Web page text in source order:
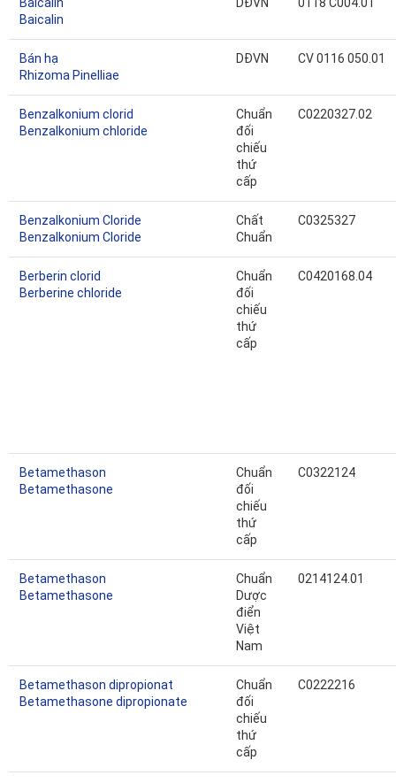
Baicalin
Baicalin
DĐVN 0118 C004.01
Bán hạ
Rhizoma Pinelliae
DĐVN CV 0116 050.01
Benzalkonium clorid
Benzalkonium chloride
Chuẩn
đối
chiếu
thứ
cấp
C0220327.02
Benzalkonium Cloride
Benzalkonium Cloride
Chất
Chuẩn
C0325327
Berberin clorid
Berberine chloride
Chuẩn
đối
chiếu
thứ
cấp
C0420168.04
Betamethason
Betamethasone
Chuẩn
đối
chiếu
thứ
cấp
C0322124
Betamethason
Betamethasone
Chuẩn
Dược
điển
Việt
Nam
0214124.01
Betamethason dipropionat
Betamethasone dipropionate
Chuẩn
đối
chiếu
thứ
cấp
C0222216